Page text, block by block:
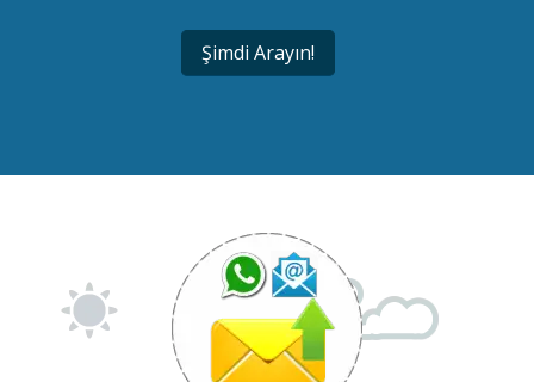
Şimdi Arayın!